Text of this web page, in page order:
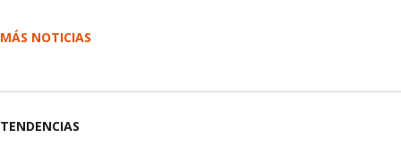
MÁS NOTICIAS
TENDENCIAS